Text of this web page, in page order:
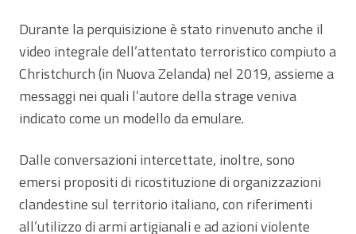
Durante la perquisizione è stato rinvenuto anche il
video integrale dell’attentato terroristico compiuto a
Christchurch (in Nuova Zelanda) nel 2019, assieme a
messaggi nei quali l’autore della strage veniva
indicato come un modello da emulare.
Dalle conversazioni intercettate, inoltre, sono
emersi propositi di ricostituzione di organizzazioni
clandestine sul territorio italiano, con riferimenti
all’utilizzo di armi artigianali e ad azioni violente